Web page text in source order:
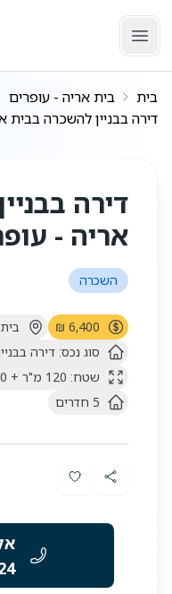
בית
בית אריה - עופרים
דירה בבניין להשכרה בבית
דירה
אריה -
השכרה
6,400 ₪
סוג נכס: דירה
שטח: 120 מ"ר + 70 מ"ר חוץ
5 חדרים